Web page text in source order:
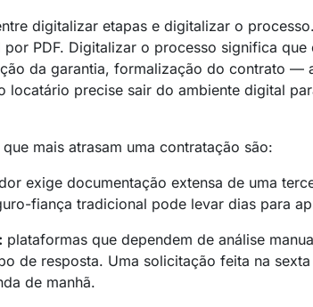
digitalizar etapas e digitalizar o
por PDF. Digitalizar o processo significa
da garantia, formalização do contrato —
locatário precise sair do ambiente digital
mais atrasam uma contratação são:
exige documentação extensa de uma
fiança tradicional pode levar dias para
plataformas que dependem de análise
de resposta. Uma solicitação feita na
de manhã.